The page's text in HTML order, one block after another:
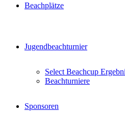
Beachplätze
Jugendbeachturnier
Select Beachcup
Beachturniere
Sponsoren